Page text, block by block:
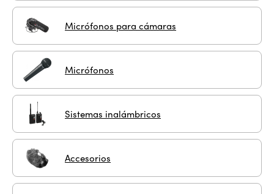
Micrófonos para cámaras
Micrófonos
Sistemas inalámbricos
Accesorios